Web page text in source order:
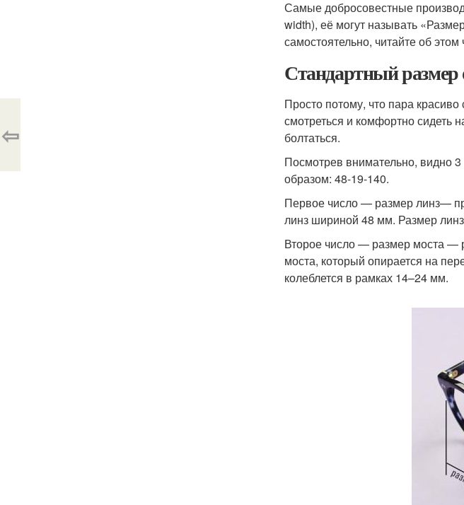
Самые добросовестные
width), её могут называть
самостоятельно, читайте об этом
Стандартный
Просто потому, что пара
смотреться и комфортно сидеть
болтаться.
Посмотрев внимательно, видно
образом: 48-19-140.
Первое число — размер линз—
линз шириной 48 мм. Размер
Второе число — размер моста —
моста, который опирается на
колеблется в рамках 14–24 мм.
⇦